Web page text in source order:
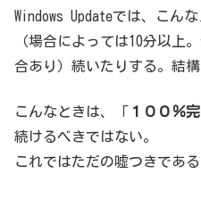
Windows Updateでは、こん
（場合によっては10分以上
合あり）続いたりする。結構
こんなときは、「 １００％
続けるべきではない。
これではただの嘘つきである